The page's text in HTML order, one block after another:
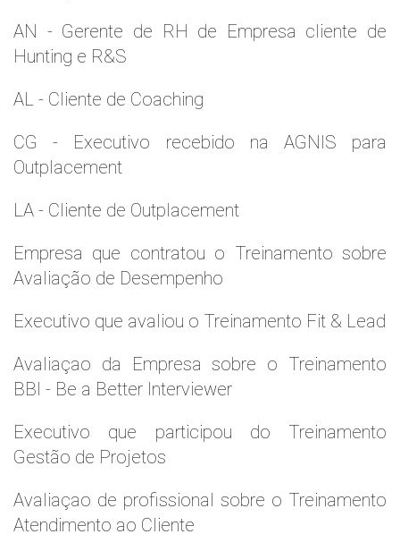
AN - Gerente de RH de Empresa cliente de
Hunting e R&S
AL - Cliente de Coaching
CG - Executivo recebido na AGNIS para
Outplacement
LA - Cliente de Outplacement
Empresa que contratou o Treinamento sobre
Avaliação de Desempenho
Executivo que avaliou o Treinamento Fit & Lead
Avaliaçao da Empresa sobre o Treinamento
BBI - Be a Better Interviewer
Executivo que participou do Treinamento
Gestão de Projetos
Avaliaçao de profissional sobre o Treinamento
Atendimento ao Cliente